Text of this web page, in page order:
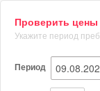
Проверить цены
Укажите период
Период